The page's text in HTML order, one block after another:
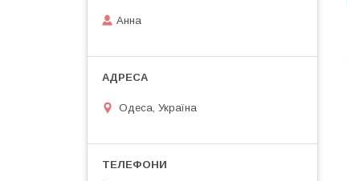
Анна
Одеса, Україна